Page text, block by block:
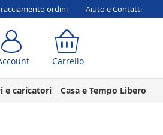
ordini Aiuto e Contatti
Carrello
e caricatori Casa e Tempo Libero
Carrello